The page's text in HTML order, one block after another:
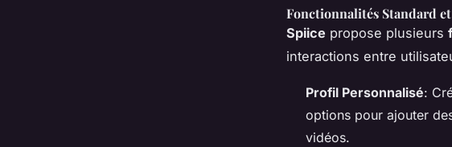
Fonctionnalités Standard et
Spiice propose plusieurs
interactions entre
Profil Personnalisé:
options pour ajouter
vidéos.